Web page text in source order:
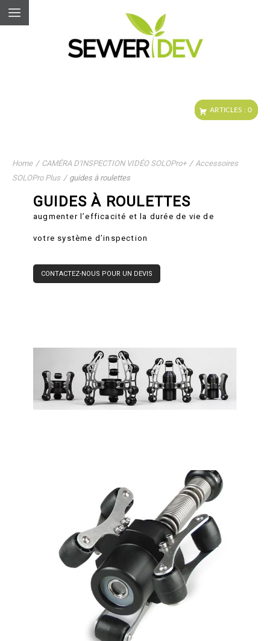
Home / CAMÉRA D'INSPECTION VIDÉO SOLOPro+ / Accessoires
SOLOPro Plus / guides à roulettes
GUIDES À ROULETTES
augmenter l’efficacité et la durée de vie de
votre système d’inspection
CONTACTEZ-NOUS POUR UN DEVIS